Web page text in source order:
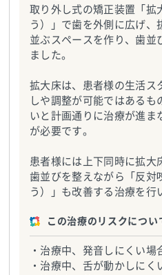
取り外し式の矯正装置「拡
う）」で歯を外側に広げ、
並ぶスペースを作り、歯並
ました。
拡大床は、患者様の生活ス
しや調整が可能ではあるも
いと計画通りに治療が進ま
が必要です。
患者様には上下同時に拡大
歯並びを整えながら「反対
う）」も改善する治療を行
この治療のリスクについ
・治療中、発音しにくい場
・治療中、舌が動かしにく